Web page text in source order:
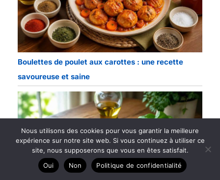
Boulettes de poulet aux carottes : une recette
savoureuse et saine
Nous utilisons des cookies pour vous garantir la meilleure
expérience sur notre site web. Si vous continuez à utiliser ce
site, nous supposerons que vous en êtes satisfait.
Oui
Non Politique de confidentialité